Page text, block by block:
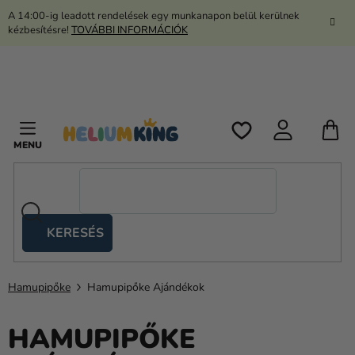
Ugrás
A 14:00-ig leadott rendelések egy munkanapon belül kerülnek
kézbesítésre! TOVÁBBI INFORMÁCIÓK
KERESÉS
sátrak
Kanekalon
Hélium
és
Hamupipőke Hamupipőke Ajándékok
HAMUPIPŐKE